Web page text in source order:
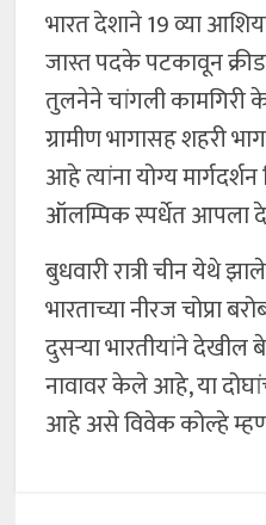
भारत देशाने 19 व्या
जास्त पदके पटकावून
तुलनेने चांगली
ग्रामीण भागासह शहरी
आहे त्यांना योग्य
ऑलम्पिक स्पर्धेत आपला
बुधवारी रात्री चीन येथे
भारताच्या नीरज चोप्रा
दुसऱ्या भारतीयांने
नावावर केले आहे, या
आहे असे विवेक कोल्हे